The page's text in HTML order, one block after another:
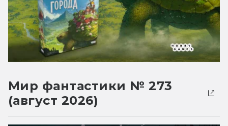
Мир фантастики № 273
(август 2026)